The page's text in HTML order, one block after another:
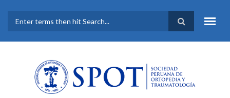
FORMULARIO DE
BÚSQUEDA